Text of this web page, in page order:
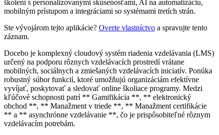
školení s personalizovanými skúsenosťami, AI na automatizáciu,
mobilným prístupom a integráciami so systémami tretích strán.
Ste vývojárom tejto aplikácie? Overte vlastníctvo a spravujte tento
záznam.
Docebo je komplexný cloudový systém riadenia vzdelávania (LMS)
určený na podporu rôznych vzdelávacích prostredí vrátane
mobilných, sociálnych a zmiešaných vzdelávacích iniciatív. Ponúka
robustný súbor funkcií, ktoré umožňujú organizáciám efektívne
vyvíjať, poskytovať a sledovať online školiace programy. Medzi
kľúčové schopnosti patrí ** Gamifikácia **, ** elektronický
obchod **, ** Manažment v triede **, ** Manažment certifikácie
** a ** asynchrónne vzdelávanie **, čo je prispôsobiteľné rôznym
vzdelávacím potrebám.